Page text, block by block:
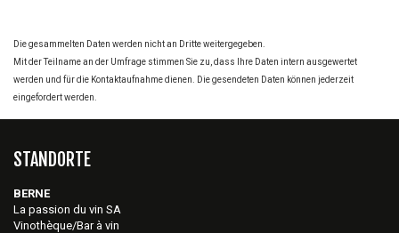
Die gesammelten Daten werden nicht an Dritte weitergegeben.
Mit der Teilname an der Umfrage stimmen Sie zu, dass Ihre Daten intern ausgewertet
werden und für die Kontaktaufnahme dienen. Die gesendeten Daten können jederzeit
eingefordert werden.
STANDORTE
BERNE
La passion du vin SA
Vinothèque/Bar à vin